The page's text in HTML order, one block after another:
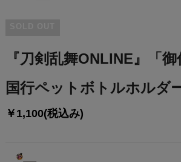
『刀剣乱舞ONLINE』「
国行ペットボトルホルダ
￥1,100(税込み)